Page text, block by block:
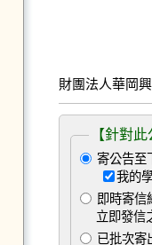
財團法人華岡
【針對
寄公告至
我的
即時寄信
立即發信
已批次寄